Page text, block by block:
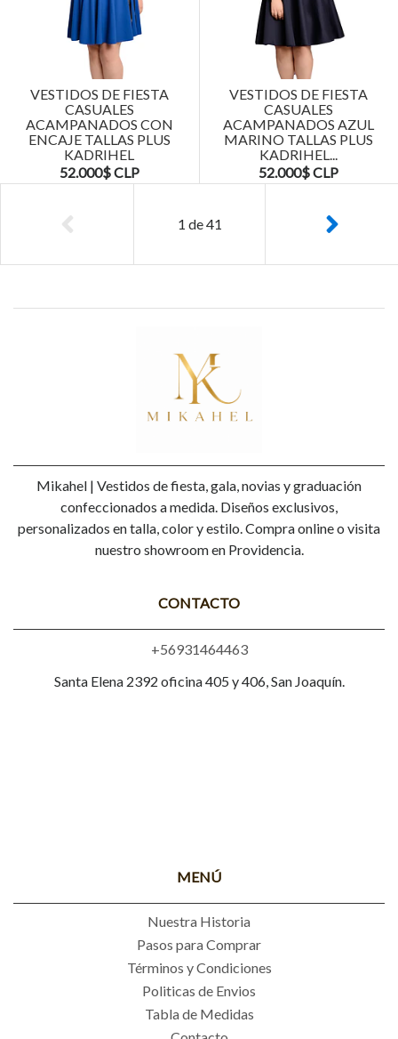
VESTIDOS DE FIESTA
CASUALES
ACAMPANADOS CON
ENCAJE TALLAS PLUS
KADRIHEL
52.000$ CLP
VESTIDOS DE FIESTA
CASUALES
ACAMPANADOS AZUL
MARINO TALLAS PLUS
KADRIHEL...
52.000$ CLP
1 de41
Mikahel | Vestidos de fiesta, gala, novias y graduación
confeccionados a medida. Diseños exclusivos,
personalizados en talla, color y estilo. Compra online o visita
nuestro showroom en Providencia.
CONTACTO
+56931464463
Santa Elena 2392 oficina 405 y 406, San Joaquín.
MENÚ
Nuestra Historia
Pasos para Comprar
Términos y Condiciones
Politicas de Envios
Tabla de Medidas